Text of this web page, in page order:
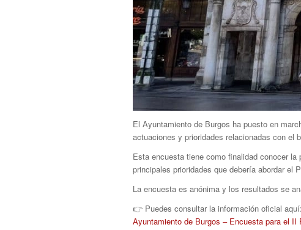
El Ayuntamiento de Burgos ha puesto en
actuaciones y prioridades relacionadas con el
Esta encuesta tiene como finalidad conocer
principales prioridades que debería abordar el
La encuesta es anónima y los resultados se
👉 Puedes consultar la información oficial aquí:
Ayuntamiento de Burgos – Encuesta para el II